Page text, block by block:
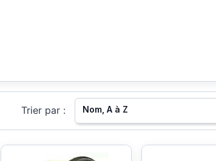
Trier par : Nom, A à Z